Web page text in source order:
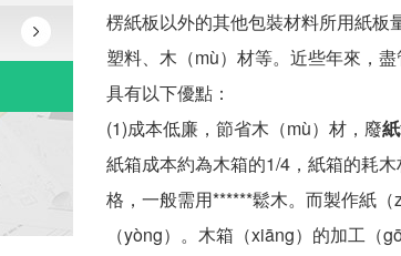
楞紙板以外的其他包裝材料所用紙
塑料、木（mù）材等。近些年來，
具有以下優點：
(1)成本低廉，節省木（mù）材，廢
紙箱成本約為木箱的1/4，紙箱的耗
格，一般需用******鬆木。而製作紙
（yòng）。木箱（xiāng）的加工